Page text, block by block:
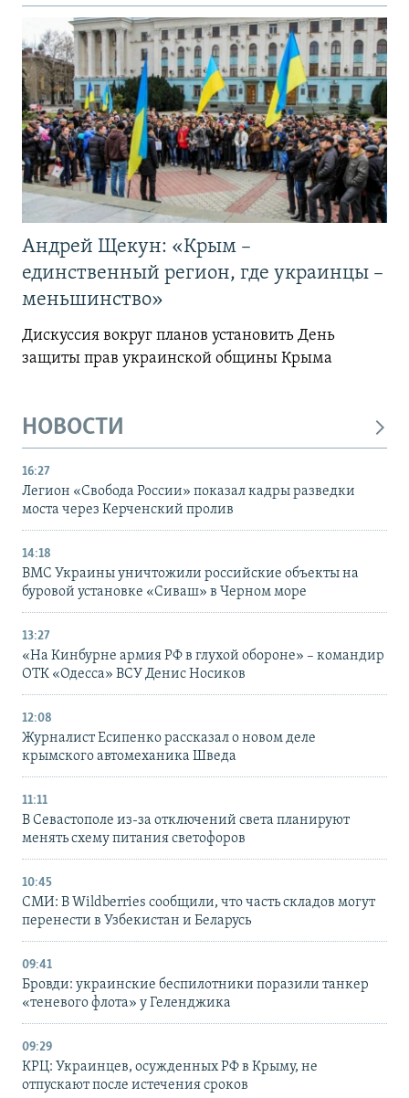
Андрей Щекун: «Крым –
единственный регион, где украинцы –
меньшинство»
Дискуссия вокруг планов установить День
защиты прав украинской общины Крыма
НОВОСТИ
16:27
Легион «Свобода России» показал кадры разведки
моста через Керченский пролив
14:18
ВМС Украины уничтожили российские объекты на
буровой установке «Сиваш» в Черном море
13:27
«На Кинбурне армия РФ в глухой обороне» – командир
ОТК «Одесса» ВСУ Денис Носиков
12:08
Журналист Есипенко рассказал о новом деле
крымского автомеханика Шведа
11:11
В Севастополе из-за отключений света планируют
менять схему питания светофоров
10:45
СМИ: В Wildberries сообщили, что часть складов могут
перенести в Узбекистан и Беларусь
09:41
Бровди: украинские беспилотники поразили танкер
«теневого флота» у Геленджика
09:29
КРЦ: Украинцев, осужденных РФ в Крыму, не
отпускают после истечения сроков